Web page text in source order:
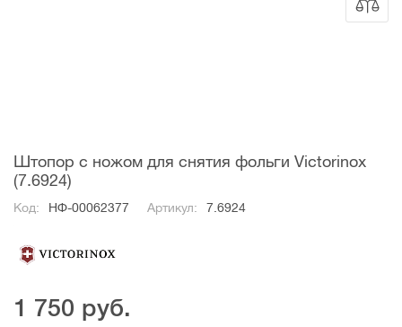
Штопор с ножом для снятия фольги Victorinox
(7.6924)
Код: НФ-00062377 Артикул: 7.6924
1 750 руб.